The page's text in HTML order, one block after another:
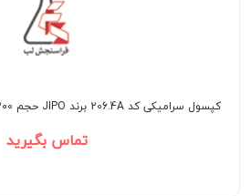
کپسول سرامیکی کد 206.4A برند JIPO حجم 300 میلی لیتر
تماس بگیرید